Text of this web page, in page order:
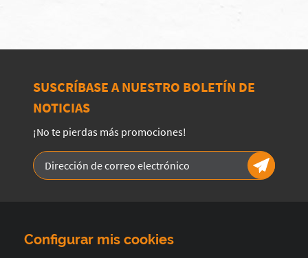
SUSCRÍBASE A NUESTRO BOLETÍN DE
NOTICIAS
¡No te pierdas más promociones!
Configurar mis cookies